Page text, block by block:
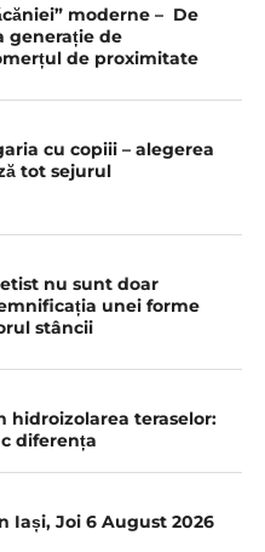
moderne – De
generație de
de proximitate
cu copiii – alegerea
tot sejurul
nu sunt doar
unei forme
stâncii
hidroizolarea teraselor:
diferența
Iași, Joi 6 August 2026